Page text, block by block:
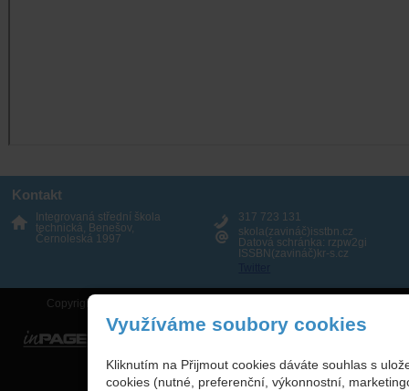
Kontakt
Integrovaná střední škola
technická, Benešov,
Černoleská 1997
317 723 131
skola(zavináč)isstbn.cz
Datová schránka: rzpw2gi
ISSBN(zavináč)kr-s.cz
Copyright © 2026 Integrovaná střední škola technická, Benešov,
registrátora v ČR
Využíváme soubory cookies
Kliknutím na Přijmout cookies dáváte souhlas s
cookies (nutné, preferenční, výkonnostní,